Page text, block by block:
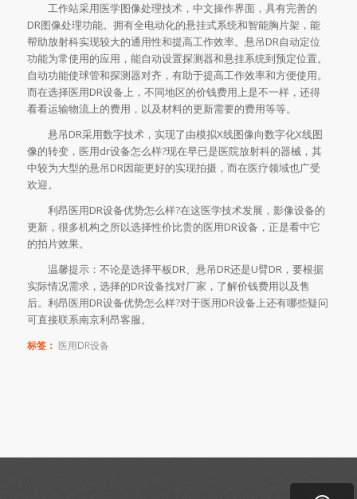
工作站采用医学图像处理技术，中文操作界面，具有完善的
DR图像处理功能。拥有全电动化的悬挂式系统和智能胸片架，能
帮助放射科实现较大的通用性和提高工作效率。悬吊DR自动定位
功能为常使用的应用，能自动设置探测器和悬挂系统到预定位置。
自动功能使球管和探测器对齐，有助于提高工作效率和方便使用。
而在选择医用DR设备上，不同地区的价钱费用上是不一样，还得
看看运输物流上的费用，以及材料的更新需要的费用等等。
悬吊DR采用数字技术，实现了由模拟X线图像向数字化X线图
像的转变，医用dr设备怎么样?现在早已是医院放射科的器械，其
中较为大型的悬吊DR因能更好的实现拍摄，而在医疗领域也广受
欢迎。
利昂医用DR设备优势怎么样?在这医学技术发展，影像设备的
更新，很多机构之所以选择性价比贵的医用DR设备，正是看中它
的拍片效果。
温馨提示：不论是选择平板DR、悬吊DR还是U臂DR，要根据
实际情况需求，选择的DR设备找对厂家，了解价钱费用以及售
后。利昂医用DR设备优势怎么样?对于医用DR设备上还有哪些疑问
可直接联系南京利昂客服。
标签： 医用DR设备